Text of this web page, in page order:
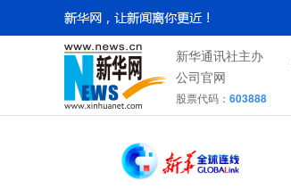
新华通讯社主办
公司官网
股票代码： 603888